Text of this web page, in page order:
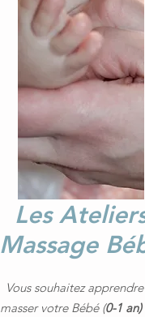
Les
Massage
Vous souhaitez
masser votre Bébé (0-1 an)